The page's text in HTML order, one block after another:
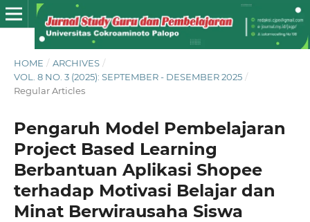
HOME / ARCHIVES /
VOL. 8 NO. 3 (2025): SEPTEMBER - DESEMBER 2025 /
Regular Articles
Pengaruh Model Pembelajaran
Project Based Learning
Berbantuan Aplikasi Shopee
terhadap Motivasi Belajar dan
Minat Berwirausaha Siswa